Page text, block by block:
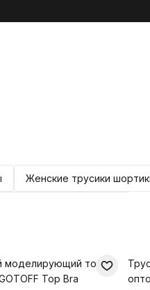
Женские трусики
моделирующий топ
Top Bra